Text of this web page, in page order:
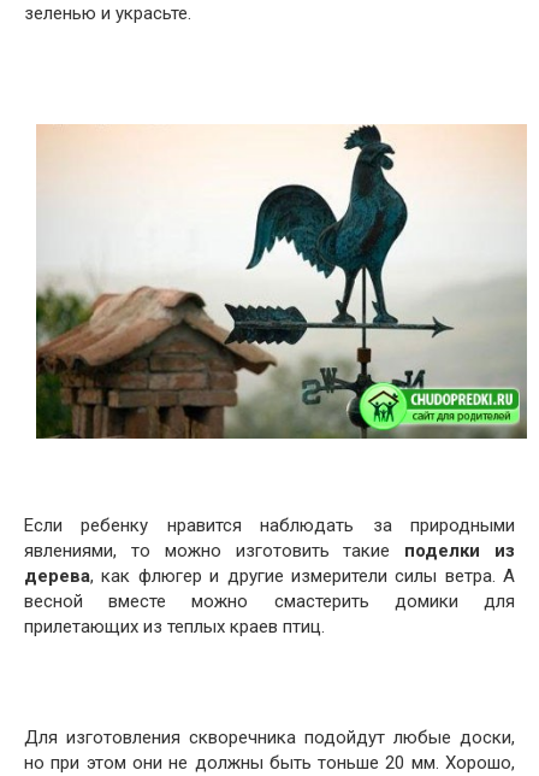
зеленью и украсьте.
Если ребенку нравится наблюдать за природными
явлениями, то можно изготовить такие поделки из
дерева, как флюгер и другие измерители силы ветра. А
весной вместе можно смастерить домики для
прилетающих из теплых краев птиц.
Для изготовления скворечника подойдут любые доски,
но при этом они не должны быть тоньше 20 мм. Хорошо,